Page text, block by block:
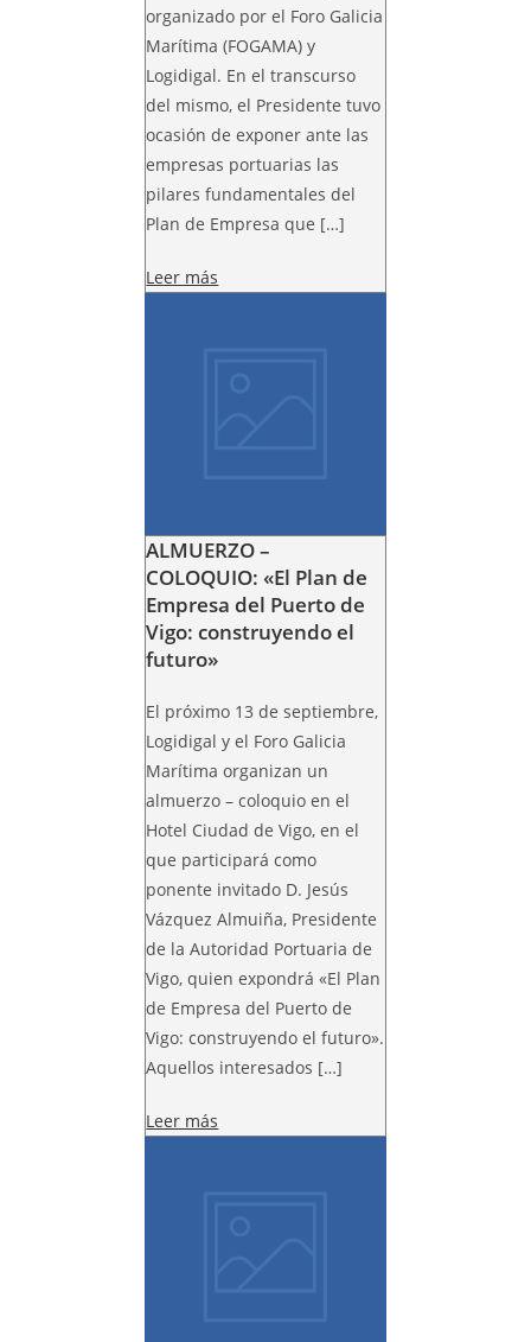
organizado por el Foro Galicia
Marítima (FOGAMA) y
Logidigal. En el transcurso
del mismo, el Presidente tuvo
ocasión de exponer ante las
empresas portuarias las
pilares fundamentales del
Plan de Empresa que […]
Leer más
ALMUERZO –
COLOQUIO: «El Plan de
Empresa del Puerto de
Vigo: construyendo el
futuro»
El próximo 13 de septiembre,
Logidigal y el Foro Galicia
Marítima organizan un
almuerzo – coloquio en el
Hotel Ciudad de Vigo, en el
que participará como
ponente invitado D. Jesús
Vázquez Almuiña, Presidente
de la Autoridad Portuaria de
Vigo, quien expondrá «El Plan
de Empresa del Puerto de
Vigo: construyendo el futuro».
Aquellos interesados […]
Leer más